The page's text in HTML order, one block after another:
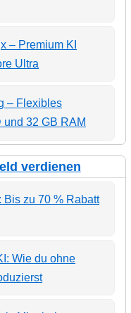
– Premium KI
Ultra
– Flexibles
und 32 GB RAM
verdienen
Bis zu 70 % Rabatt
Wie du ohne